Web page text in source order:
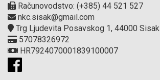
Računovodstvo: (+385) 44 521 527
nkc.sisak@gmail.com
Trg Ljudevita Posavskog 1, 44000 Sisak
57078326972
HR7924070001839100007